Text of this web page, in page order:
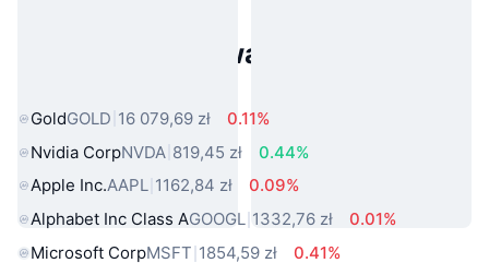
Popularne aktywa ze świata
GoldGOLD 16 079,69 zł
0.11%
Nvidia CorpNVDA 819,45 zł
0.44%
Apple Inc.AAPL 1162,84 zł
0.09%
Alphabet Inc Class AGOOGL 1332,76 zł
0.01%
Microsoft CorpMSFT 1854,59 zł
0.41%